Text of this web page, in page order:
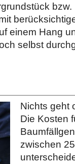
einem Hang
selbst
Nichts geht
Die Kosten
zwischen